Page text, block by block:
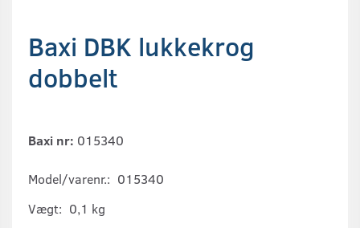
Baxi DBK lukkekrog
dobbelt
Baxi nr: 015340
Model/varenr.: 015340
Vægt: 0,1 kg